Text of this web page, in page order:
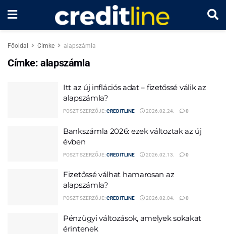
Főoldal Címke alapszámla
Címke:alapszámla
Itt az új inflációs adat – fizetőssé válik az
alapszámla?
POSZT SZERZŐJE:CREDITLINE 2026.02.24. 0
Bankszámla 2026: ezek változtak az új
évben
POSZT SZERZŐJE:CREDITLINE 2026.02.13. 0
Fizetőssé válhat hamarosan az
alapszámla?
POSZT SZERZŐJE:CREDITLINE 2026.02.04. 0
Pénzügyi változások, amelyek sokakat
érintenek